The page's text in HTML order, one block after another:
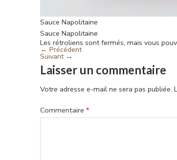
Sauce Napolitaine
Sauce Napolitaine
Les rétroliens sont fermés, mais vous
← Précédent
Suivant →
Laisser un commentaire
Votre adresse e-mail ne sera pas publiée.
Commentaire *